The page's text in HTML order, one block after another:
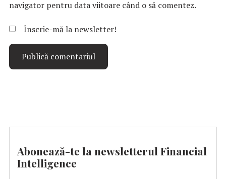
navigator pentru data viitoare când o să comentez.
Înscrie-mă la newsletter!
Abonează-te la newsletterul Financial
Intelligence